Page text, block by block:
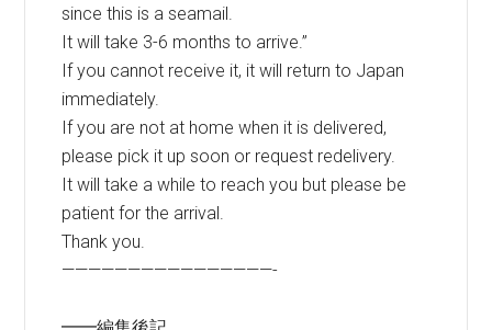
since this is a seamail.
It will take 3-6 months to arrive.”
If you cannot receive it, it will return to Japan
immediately.
If you are not at home when it is delivered,
please pick it up soon or request redelivery.
It will take a while to reach you but please be
patient for the arrival.
Thank you.
————————————————-